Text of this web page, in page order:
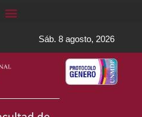
Sáb. 8 agosto, 2026